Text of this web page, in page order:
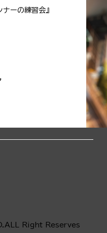
ーの練習会』
Right Reserves